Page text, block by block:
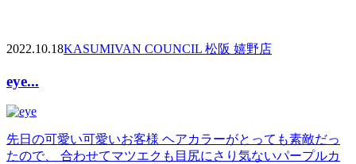
2022.10.18KASUMIVAN COUNCIL 松阪 嬉野店
eye...
先日の可愛い可愛いお客様 ヘアカラーがとっても素敵だっ
たので、 合わせてマツエクも目尻にさり気ないパープルカ